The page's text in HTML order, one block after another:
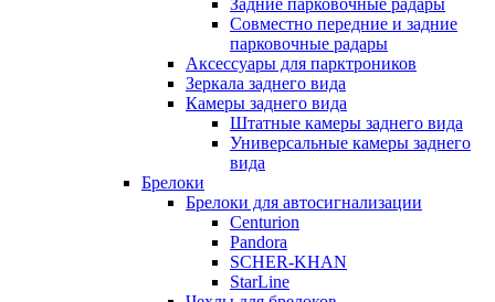
Задние парковочные радары
Совместно передние и задние
парковочные радары
Аксессуары для парктроников
Зеркала заднего вида
Камеры заднего вида
Штатные камеры заднего вида
Универсальные камеры заднего
вида
Брелоки
Брелоки для автосигнализации
Centurion
Pandora
SCHER-KHAN
StarLine